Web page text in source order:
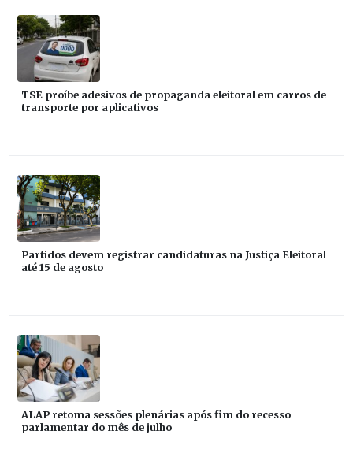
TSE proíbe adesivos de propaganda eleitoral em carros de
transporte por aplicativos
Partidos devem registrar candidaturas na Justiça Eleitoral
até 15 de agosto
ALAP retoma sessões plenárias após fim do recesso
parlamentar do mês de julho